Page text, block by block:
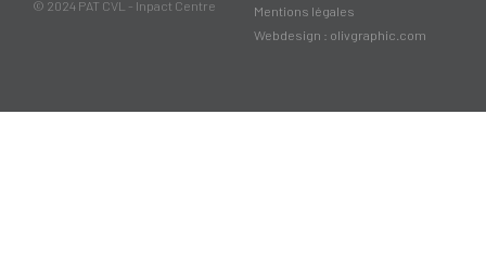
© 2024 PAT CVL - Inpact Centre
Mentions légales
Webdesign : olivgraphic.com